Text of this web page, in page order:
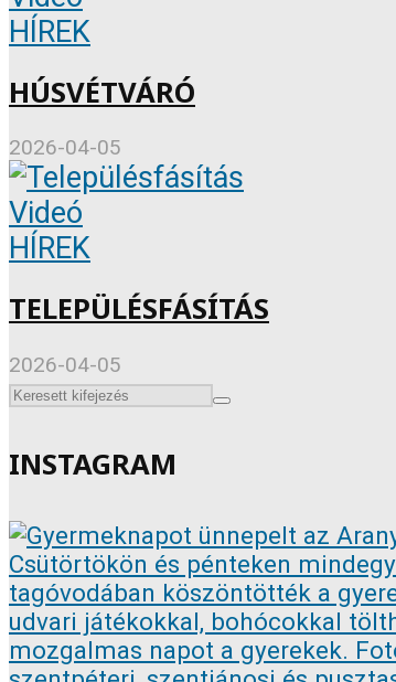
HÍREK
HÚSVÉTVÁRÓ
2026-04-05
Videó
HÍREK
TELEPÜLÉSFÁSÍTÁS
2026-04-05
INSTAGRAM